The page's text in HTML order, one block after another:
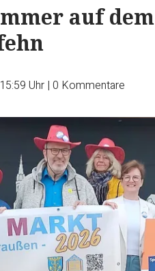
auf dem
Uhr | 0 Kommentare